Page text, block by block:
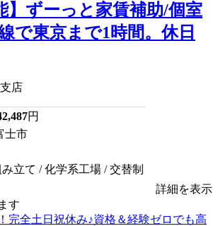
】ずーっと家賃補助/個室
で東京まで1時間。休日
店
円
士市
立て / 化学系工場 / 交替制
詳細を表示
す